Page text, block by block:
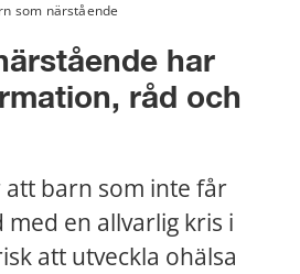
som närstående
har
råd och
att barn som inte får
en allvarlig kris i
att utveckla ohälsa